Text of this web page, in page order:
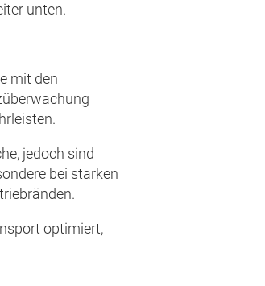
unten.
mit den
jedoch sind
bei starken
optimiert,